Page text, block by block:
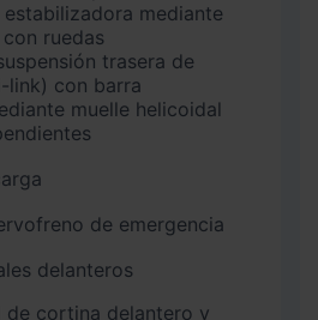
mediante
ruedas
trasera de
link) con barra
muelle helicoidal
de emergencia
delanteros